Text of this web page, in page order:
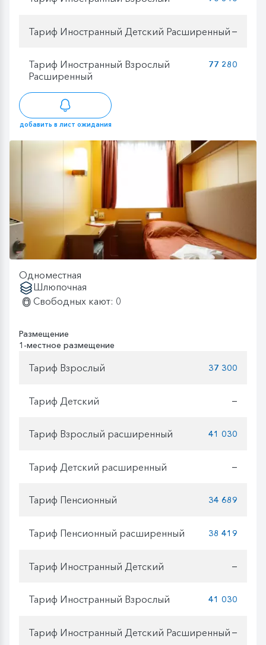
Тариф Иностранный Детский Расширенный —
Тариф Иностранный Взрослый
Расширенный
77 280
добавить в лист ожидания
Одноместная
Шлюпочная
Свободных кают: 0
Размещение
1-местное размещение
Тариф Взрослый 37 300
Тариф Детский —
Тариф Взрослый расширенный 41 030
Тариф Детский расширенный —
Тариф Пенсионный 34 689
Тариф Пенсионный расширенный 38 419
Тариф Иностранный Детский —
Тариф Иностранный Взрослый 41 030
Тариф Иностранный Детский Расширенный —